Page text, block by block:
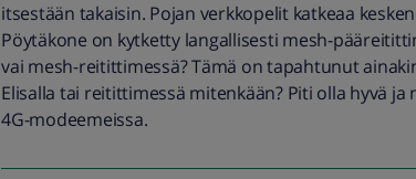
itsestään takaisin. Pojan verkkopelit katkeaa
Pöytäkone on kytketty langallisesti mesh-
vai mesh-reitittimessä? Tämä on tapahtunut
Elisalla tai reitittimessä mitenkään? Piti olla hyvä
4G-modeemeissa.